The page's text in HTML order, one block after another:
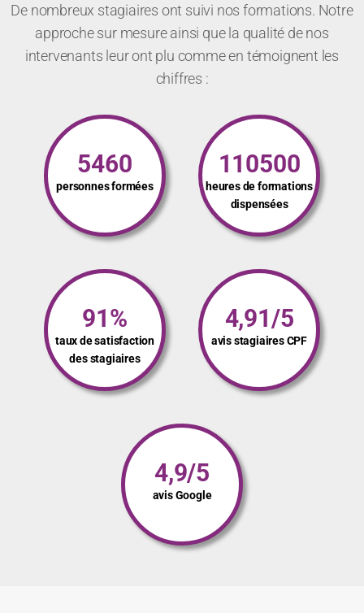
De nombreux stagiaires ont suivi nos formations. Notre
approche sur mesure ainsi que la qualité de nos
intervenants leur ont plu comme en témoignent les
chiffres :
5460
personnes formées
110500
heures de formations
dispensées
91%
taux de satisfaction
des stagiaires
4,91/5
avis stagiaires CPF
4,9/5
avis Google